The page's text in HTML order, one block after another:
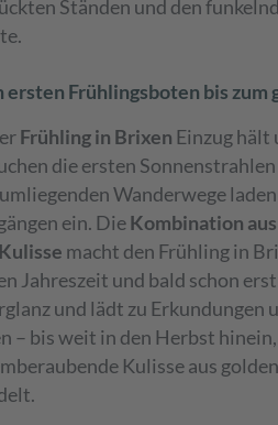
Ständen und den
ersten Frühlingsboten bis zum
Frühling in Brixen Einzug hält
die ersten
Wanderwege
ein. DieKombination
macht den Frühling in
Jahreszeit und bald schon
und lädt zu
– bis weit in den Herbst
Kulisse aus